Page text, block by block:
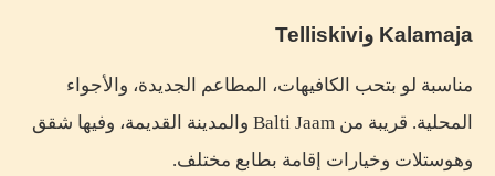
Kalamaja وTelliskivi
مناسبة لو بتحب الكافيهات، المطاعم الجديدة، والأجواء
المحلية. قريبة من Balti Jaam والمدينة القديمة، وفيها شقق
وهوستلات وخيارات إقامة بطابع مختلف.